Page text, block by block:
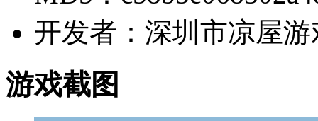
开发者：深圳市凉屋
游戏截图